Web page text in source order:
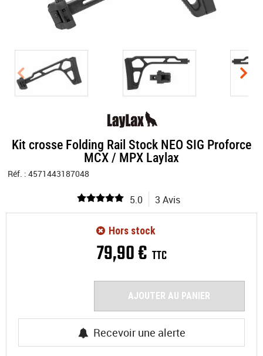
Kit crosse Folding Rail Stock NEO SIG Proforce
MCX / MPX Laylax
Réf. : 4571443187048
5.0 3 Avis
79,90€ TTC
Hors stock
AJOUTER AU PANIER
Recevoir une alerte